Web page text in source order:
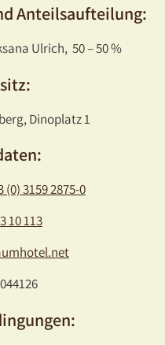
Anteilsaufteilung:
Ulrich, 50 – 50 %
Dinoplatz 1
(0) 3159 2875-0
10 113